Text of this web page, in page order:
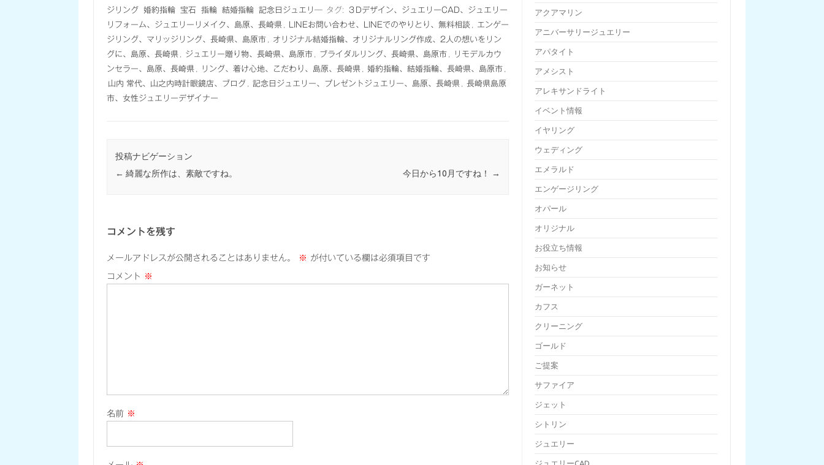
ジリング
婚約指輪 宝石 指輪 結婚指輪 記念日ジュエリ― タグ:
３Dデザイン、ジュエリーCAD、ジュエリー
リフォーム、ジュエリーリメイク、島原、長崎県
LINEお問い合わせ、LINEでのやりとり、無料相談
エンゲー
ジリング、マリッジリング、長崎県、島原市
オリジナル結婚指輪、オリジナルリング作成、2人の想いをリン
グに、島原、長崎県
ジュエリー贈り物、長崎県、島原市 ブライダルリング、長崎県、島原市
リモデルカウ
ンセラー、島原、長崎県
リング、着け心地、こだわり、島原、長崎県 婚約指輪、結婚指輪、長崎県、島原市
山内 常代、山之内時計眼鏡店、ブログ
記念日ジュエリー、プレゼントジュエリー、島原、長崎県
長崎県島原
市、女性ジュエリーデザイナー
投稿ナビゲーション
← 綺麗な所作は、素敵ですね。 今日から10月ですね！ →
コメントを残す
メールアドレスが公開されることはありません。 ※ が付いている欄は必須項目です
コメント ※
名前 ※
アクアマリン
アニバーサリージュエリー
アパタイト
アメシスト
アレキサンドライト
イベント情報
イヤリング
ウェディング
エメラルド
エンゲージリング
オパール
オリジナル
お役立ち情報
お知らせ
ガーネット
カフス
クリーニング
ゴールド
ご提案
サファイア
ジェット
シトリン
ジュエリー
ジュエリーCAD